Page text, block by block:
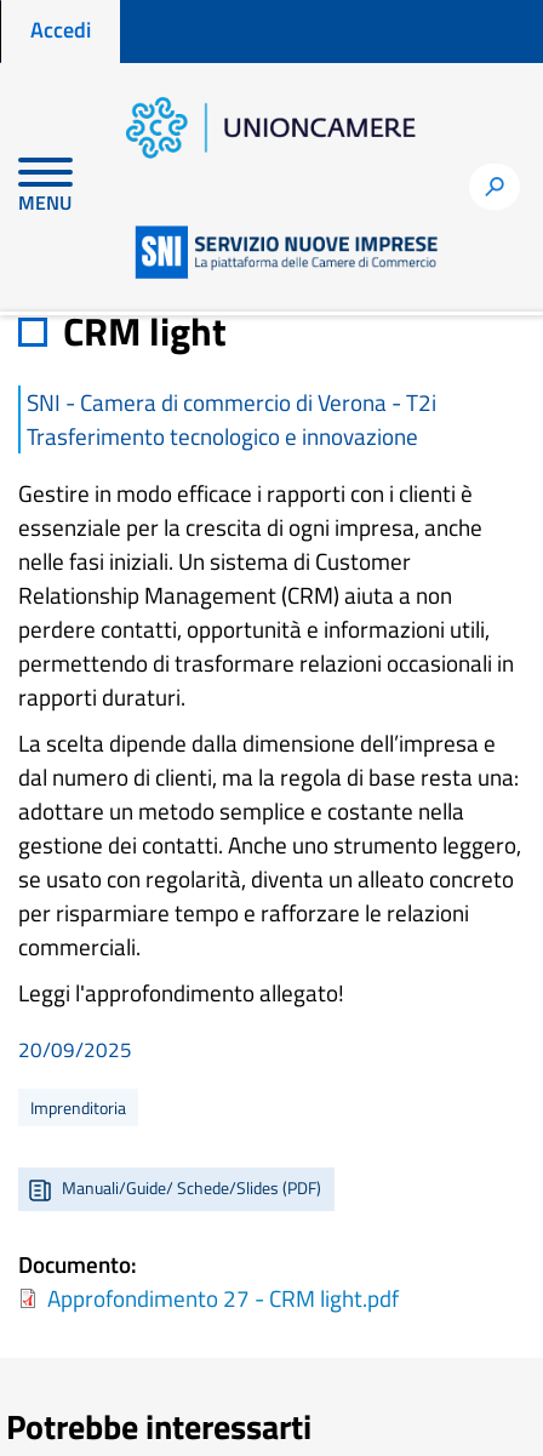
Menu profilo utente
Accedi
MENU
h
Home
CRM light
SNI - Camera di commercio di Verona - T2i
Trasferimento tecnologico e innovazione
Gestire in modo efficace i rapporti con i clienti è
essenziale per la crescita di ogni impresa, anche
nelle fasi iniziali. Un sistema di Customer
Relationship Management (CRM) aiuta a non
perdere contatti, opportunità e informazioni utili,
permettendo di trasformare relazioni occasionali in
rapporti duraturi.
La scelta dipende dalla dimensione dell’impresa e
dal numero di clienti, ma la regola di base resta una:
adottare un metodo semplice e costante nella
gestione dei contatti. Anche uno strumento leggero,
se usato con regolarità, diventa un alleato concreto
per risparmiare tempo e rafforzare le relazioni
commerciali.
Leggi l'approfondimento allegato!
20/09/2025
Imprenditoria
Manuali/Guide/ Schede/Slides (PDF)
Documento
Approfondimento 27 - CRM light.pdf
Potrebbe interessarti